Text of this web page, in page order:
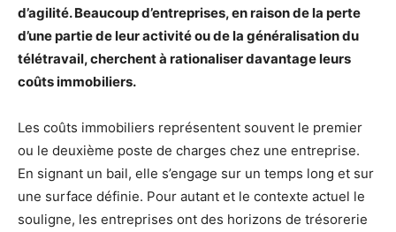
d’agilité. Beaucoup d’entreprises, en raison de la perte
d’une partie de leur activité ou de la généralisation du
télétravail, cherchent à rationaliser davantage leurs
coûts immobiliers.
Les coûts immobiliers représentent souvent le premier
ou le deuxième poste de charges chez une entreprise.
En signant un bail, elle s’engage sur un temps long et sur
une surface définie. Pour autant et le contexte actuel le
souligne, les entreprises ont des horizons de trésorerie